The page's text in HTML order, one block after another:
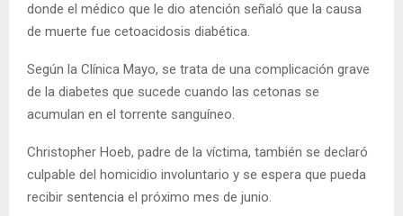
donde el médico que le dio atención señaló que la causa
de muerte fue cetoacidosis diabética.
Según la Clínica Mayo, se trata de una complicación grave
de la diabetes que sucede cuando las cetonas se
acumulan en el torrente sanguíneo.
Christopher Hoeb, padre de la víctima, también se declaró
culpable del homicidio involuntario y se espera que pueda
recibir sentencia el próximo mes de junio.